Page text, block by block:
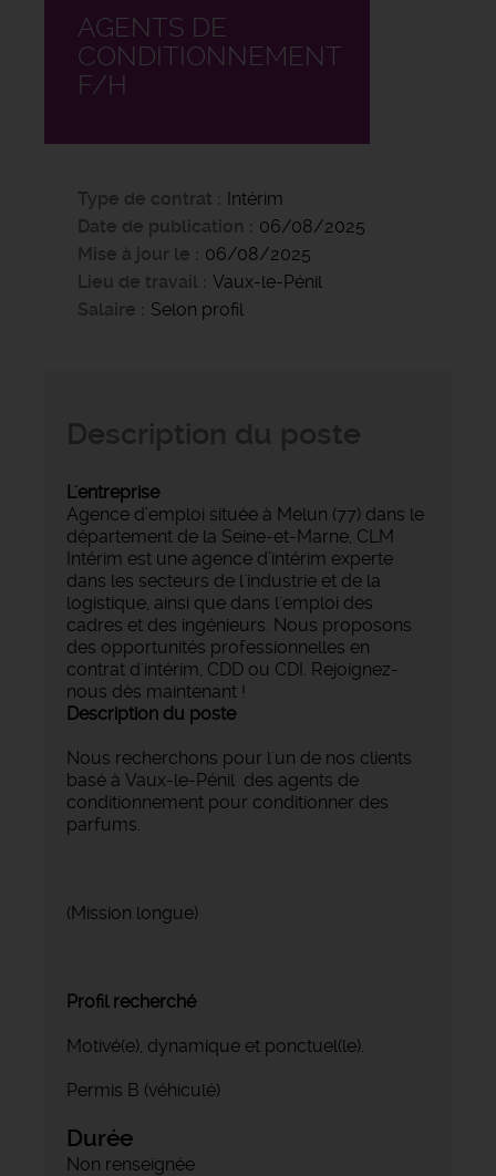
AGENTS DE
CONDITIONNEMENT
F/H
Type de contrat
Intérim
Date de publication
06/08/2025
Mise à jour le
06/08/2025
Lieu de travail
Vaux-le-Pénil
Salaire
Selon profil
L'entreprise
Agence d’emploi située à Melun (77) dans le
département de la Seine-et-Marne, CLM
Intérim est une agence d’intérim experte
dans les secteurs de l'industrie et de la
logistique, ainsi que dans l'emploi des
cadres et des ingénieurs. Nous proposons
des opportunités professionnelles en
contrat d'intérim, CDD ou CDI. Rejoignez-
nous dès maintenant !
Description du poste
Nous recherchons pour l'un de nos clients
basé à Vaux-le-Pénil des agents de
conditionnement pour conditionner des
parfums.
(Mission longue)
Profil recherché
Motivé(e), dynamique et ponctuel(le).
Permis B (véhiculé)
Durée
Non renseignée